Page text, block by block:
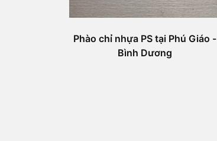
Phào chỉ nhựa PS tại Phú Giáo -
Bình Dương